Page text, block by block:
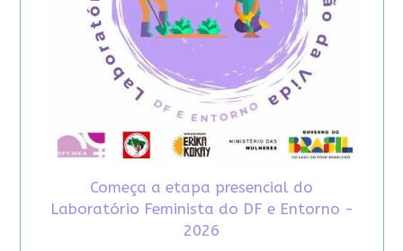
Começa a etapa presencial do
Laboratório Feminista do DF e Entorno -
2026